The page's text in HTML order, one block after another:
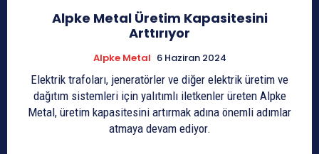
Alpke Metal Üretim Kapasitesini
Arttırıyor
Alpke Metal 6 Haziran 2024
Elektrik trafoları, jeneratörler ve diğer elektrik üretim ve
dağıtım sistemleri için yalıtımlı iletkenler üreten Alpke
Metal, üretim kapasitesini artırmak adına önemli adımlar
atmaya devam ediyor.